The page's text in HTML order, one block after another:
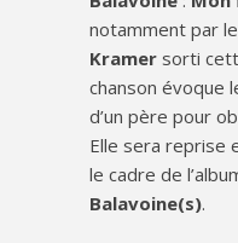
notamment par
Kramer sorti
chanson évoque
d’un père pour
Elle sera reprise
le cadre de
Balavoine(s).